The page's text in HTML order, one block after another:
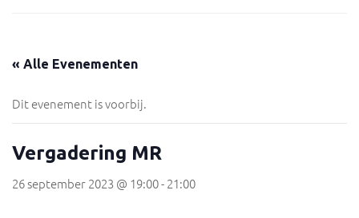
« Alle Evenementen
Dit evenement is voorbij.
Vergadering MR
26 september 2023 @ 19:00-21:00